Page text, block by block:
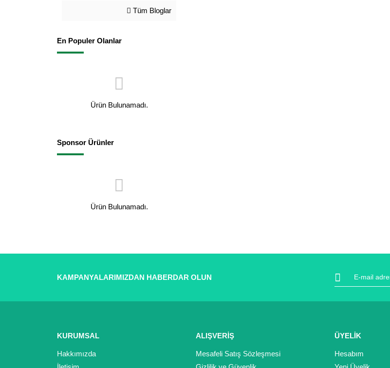
Tüm Bloglar
En Populer Olanlar
Ürün Bulunamadı.
Sponsor Ürünler
Ürün Bulunamadı.
KAMPANYALARIMIZDAN HABERDAR OLUN
KURUMSAL
Hakkımızda
ALIŞVERİŞ
Mesafeli Satış Sözleşmesi
ÜYELİK
Hesabım